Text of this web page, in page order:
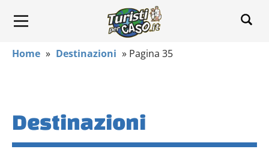
Home » Destinazioni » Pagina 35
Destinazioni